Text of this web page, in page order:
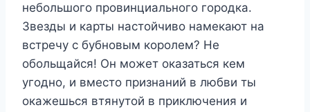
небольшого провинциального городка.
Звезды и карты настойчиво намекают на
встречу с бубновым королем? Не
обольщайся! Он может оказаться кем
угодно, и вместо признаний в любви ты
окажешься втянутой в приключения и